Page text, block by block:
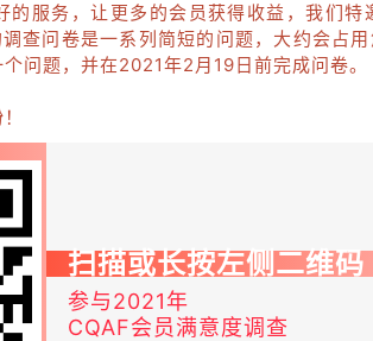
的服务，让更多的会员获得收益，我们特
查问卷是一系列简短的问题，大约会占
问题，并在2021年2月19日前完成问卷。
扫描或长按左侧二维码
参与2021年
CQAF会员满意度调查